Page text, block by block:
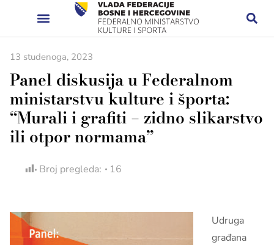
13 studenoga, 2023
Panel diskusija u Federalnom
ministarstvu kulture i športa:
“Murali i grafiti – zidno slikarstvo
ili otpor normama”
Broj pregleda: 16
Udruga
građana